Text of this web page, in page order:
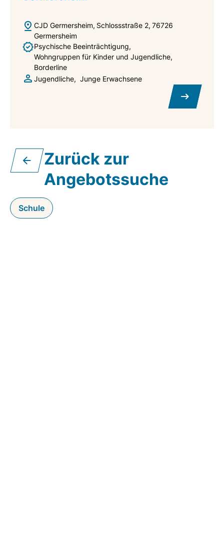
CJD Germersheim Schlossstraße 2 76726
Germersheim
Psychische Beeinträchtigung
Wohngruppen für Kinder und Jugendliche
Borderline
Jugendliche
Junge Erwachsene
Zurück zur
Angebotssuche
Schule